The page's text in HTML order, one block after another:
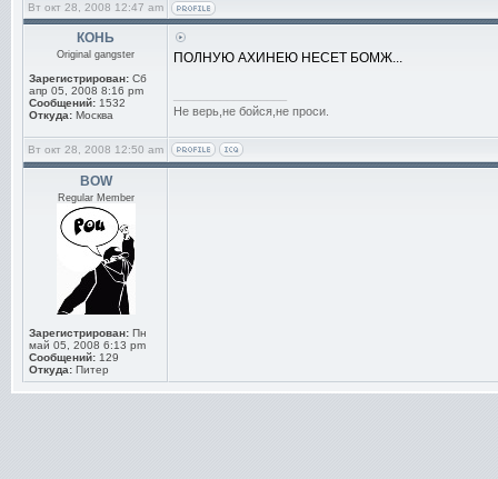
Вт окт 28, 2008 12:47 am
КОНЬ
Original gangster
Зарегистрирован: Сб
апр 05, 2008 8:16 pm
Сообщений: 1532
Откуда: Москва
ПОЛНУЮ АХИНЕЮ НЕСЕТ БОМЖ...
Не верь,не бойся,не проси.
Вт окт 28, 2008 12:50 am
BOW
Regular Member
Зарегистрирован: Пн
май 05, 2008 6:13 pm
Сообщений: 129
Откуда: Питер